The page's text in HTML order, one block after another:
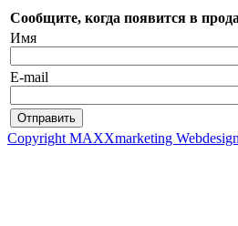
Сообщите, когда появится в
Имя
E-mail
Copyright MAXXmarketing